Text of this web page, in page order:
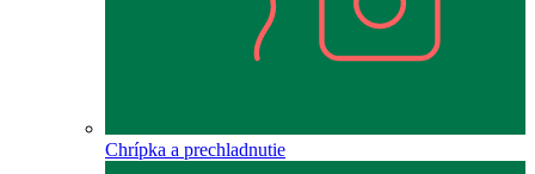
Chrípka a prechladnutie